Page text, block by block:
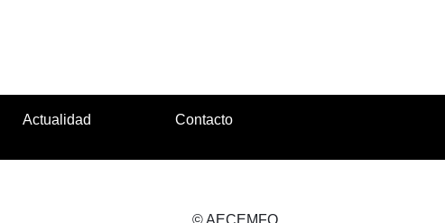
Actualidad Contacto
© AECEMFO